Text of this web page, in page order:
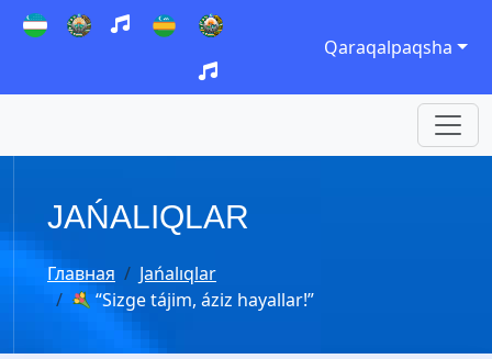
Qaraqalpaqsha
JAŃALIQLAR
Главная
Jańalıqlar
“Sizge tájim, áziz hayallar!”